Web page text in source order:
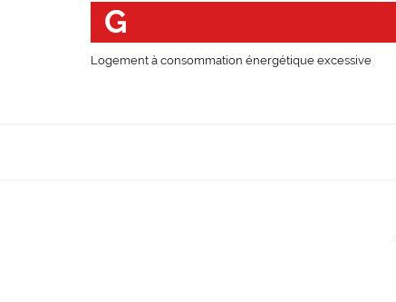
G
Logement à consommation énergétique excessive